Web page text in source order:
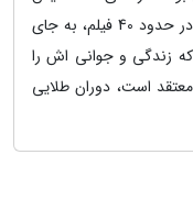
بر آلن دلون نقش بست و به گفته خودش در حدود 40 فیلم، به جای
زندگی و جوانی اش را
است، دوران طلایی